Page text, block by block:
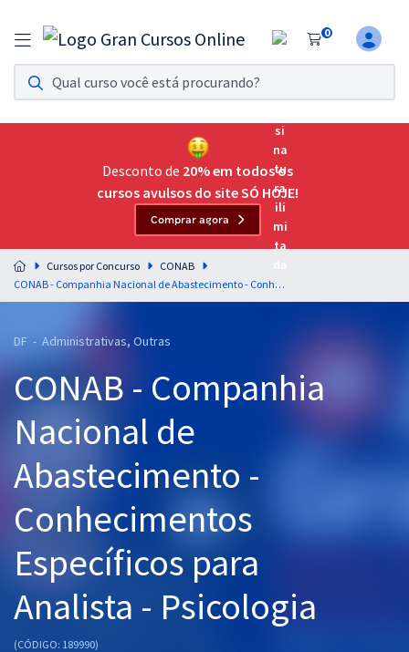
0
Assinatura Ilimitada 11
Acesso a todos os cursos. Teste grátis por 7 dias!
Assinatura OAB Até Passar
Acesso ilimitado a toda preparação para o Exame da
Residências Multiprofissionais
Preparação completa e intensiva para as principais
residências em saúde do Brasil
Cursos 20% OFF
Pós
Graduação
OAB
Questões grátis
Desconto de 20% em todos os
cursos avulsos do site SÓ HOJE!
Comprar agora
Cursos por Concurso
CONAB
CONAB - Companhia Nacional de Abastecimento - Conhecimentos Específicos para Analista - Psicologia
DF - Administrativas, Outras
CONAB - Companhia
Nacional de
Abastecimento -
Conhecimentos
Específicos para
Analista - Psicologia
(CÓDIGO: 189990)